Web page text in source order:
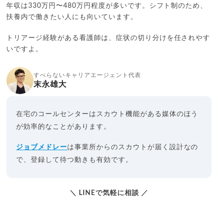
年収は330万円〜480万円程度が多いです。シフト制のため、
扶養内で働きたい人にも向いています。
トリアージ経験がある看護師は、症状の切り分けを任されやす
いですよ。
すべらないキャリアエージェント代表
末永雄大
在宅のコールセンターはスカウト機能がある媒体のほう
が効率的なことがあります。
ジョブメドレーは事業所からのスカウトが届く設計なの
で、登録して待つ動きも有効です。
＼ LINEで気軽に相談 ／